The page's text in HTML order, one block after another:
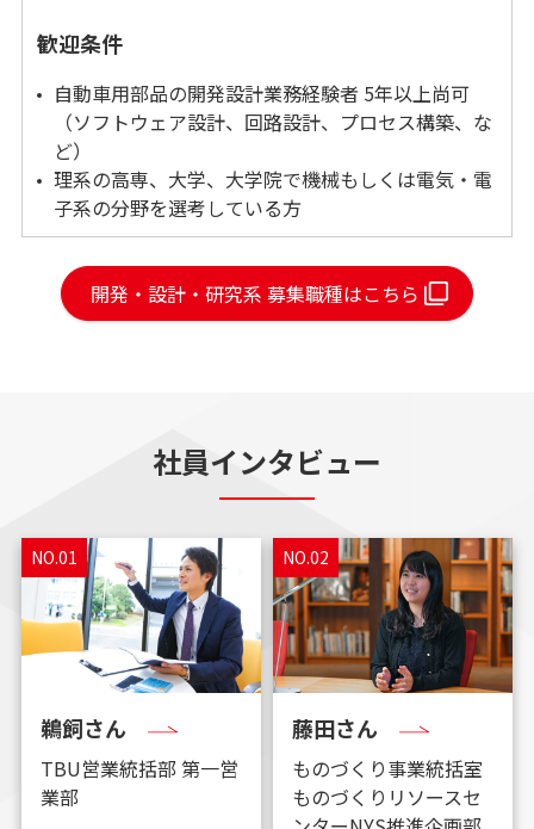
歓迎条件
自動車用部品の開発設計業務経験者 5年以上尚可
（ソフトウェア設計、回路設計、プロセス構築、な
ど）
理系の高専、大学、大学院で機械もしくは電気・電
子系の分野を選考している方
開発・設計・研究系 募集職種はこちら
社員インタビュー
NO.01
鵜飼さん
TBU営業統括部 第一営
業部
NO.02
藤田さん
ものづくり事業統括室
ものづくりリソースセ